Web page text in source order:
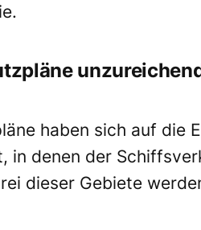
haben sich auf die
in denen der
dieser Gebiete